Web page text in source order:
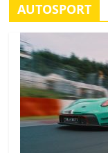
AUTOSPORT